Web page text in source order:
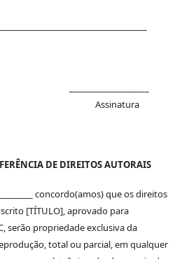
Assinatura
DE DIREITOS AUTORAIS
concordo(amos) que os direitos
[TÍTULO], aprovado para
serão propriedade exclusiva da
total ou parcial, em qualquer